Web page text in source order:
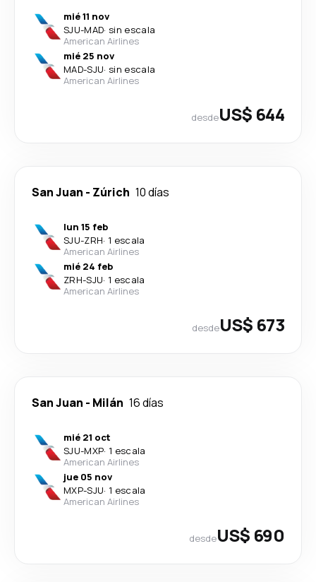
mié 11 nov
SJU-MAD· sin escala
American Airlines
mié 25 nov
MAD-SJU· sin escala
American Airlines
desdeUS$ 644
San Juan - Zúrich 10 días
lun 15 feb
SJU-ZRH· 1 escala
American Airlines
mié 24 feb
ZRH-SJU· 1 escala
American Airlines
desdeUS$ 673
San Juan - Milán 16 días
mié 21 oct
SJU-MXP· 1 escala
American Airlines
jue 05 nov
MXP-SJU· 1 escala
American Airlines
desdeUS$ 690